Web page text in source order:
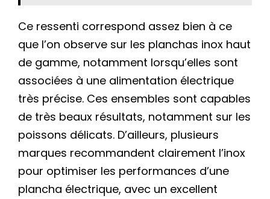
Ce ressenti correspond assez bien à ce
que l’on observe sur les planchas inox haut
de gamme, notamment lorsqu’elles sont
associées à une alimentation électrique
très précise. Ces ensembles sont capables
de très beaux résultats, notamment sur les
poissons délicats. D’ailleurs, plusieurs
marques recommandent clairement l’inox
pour optimiser les performances d’une
plancha électrique, avec un excellent